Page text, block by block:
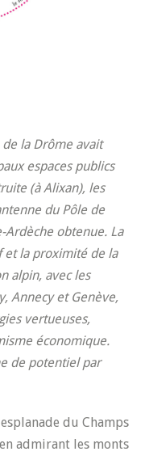
de la Drôme avait
espaces publics
(à Alixan), les
du Pôle de
obtenue. La
et la proximité de la
alpin, avec les
Annecy et Genève,
vertueuses,
économique.
de potentiel par
du Champs
admirant les monts